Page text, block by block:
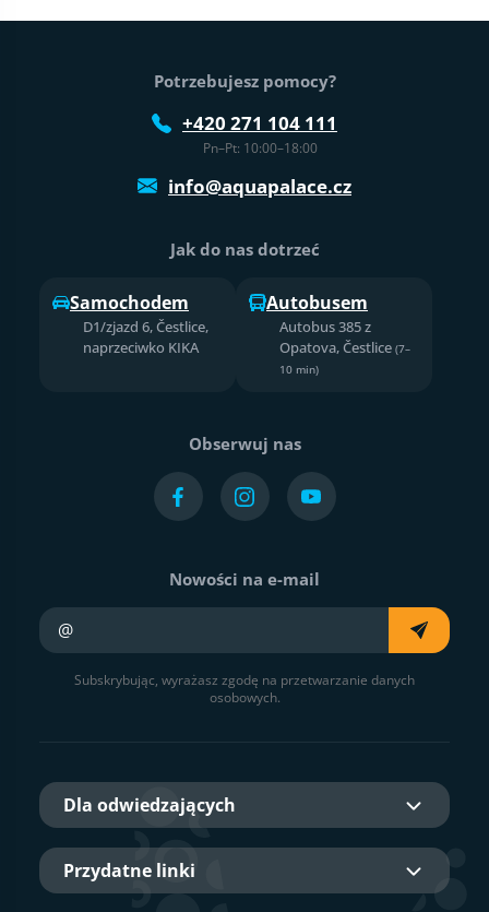
Stopka strony
Potrzebujesz pomocy?
+420 271 104 111
Pn–Pt: 10:00–18:00
info@aquapalace.cz
Jak do nas dotrzeć
Samochodem
D1/zjazd 6, Čestlice,
naprzeciwko KIKA
Autobusem
Autobus 385 z
Opatova, Čestlice (7–
10 min)
Obserwuj nas
Nowości na e-mail
Subskrybując, wyrażasz zgodę na przetwarzanie danych
osobowych.
Dla odwiedzających
Przydatne linki